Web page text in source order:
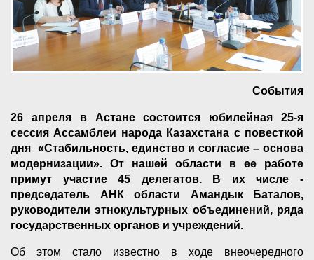
События
26 апреля в Астане состоится юбилейная 25-я
сессия Ассамблеи народа Казахстана с повесткой
дня «Стабильность, единство и согласие – основа
модернизации». От нашей области в ее работе
примут участие 45 делегатов. В их числе -
председатель АНК области Амандык Баталов,
руководители этнокультурных объединений, ряда
государственных органов и учреждений.
Об этом стало известно в ходе внеочередного